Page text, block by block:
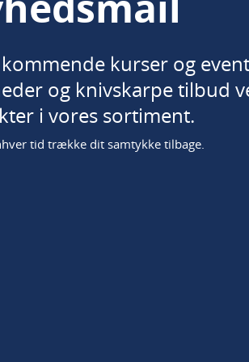
kurser og
og knivskarpe tilbud
i vores sortiment.
tid trække dit samtykke tilbage.